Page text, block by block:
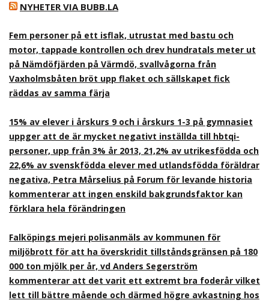
NYHETER VIA BUBB.LA
Fem personer på ett isflak, utrustat med bastu och
motor, tappade kontrollen och drev hundratals meter ut
på Nämdöfjärden på Värmdö, svallvågorna från
Vaxholmsbåten bröt upp flaket och sällskapet fick
räddas av samma färja
15% av elever i årskurs 9 och i årskurs 1-3 på gymnasiet
uppger att de är mycket negativt inställda till hbtqi-
personer, upp från 3% år 2013, 21,2% av utrikesfödda och
22,6% av svenskfödda elever med utlandsfödda föräldrar
negativa, Petra Mårselius på Forum för levande historia
kommenterar att ingen enskild bakgrundsfaktor kan
förklara hela förändringen
Falköpings mejeri polisanmäls av kommunen för
miljöbrott för att ha överskridit tillståndsgränsen på 180
000 ton mjölk per år, vd Anders Segerström
kommenterar att det varit ett extremt bra foderår vilket
lett till bättre mående och därmed högre avkastning hos